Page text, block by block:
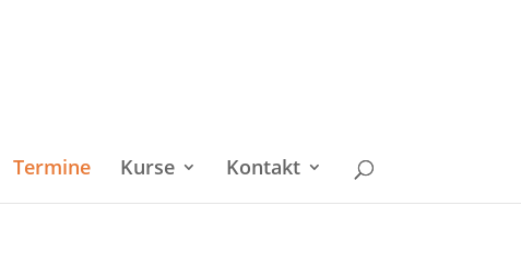
Termine Kurse Kontakt